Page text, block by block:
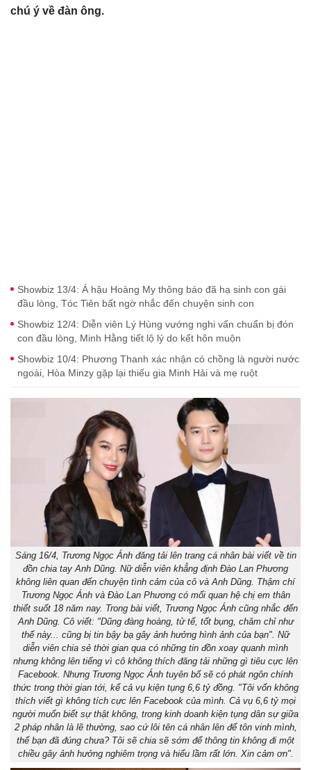
chú ý về đàn ông.
Showbiz 13/4: Á hậu Hoàng My thông báo đã hạ sinh con gái
đầu lòng, Tóc Tiên bất ngờ nhắc đến chuyện sinh con
Showbiz 12/4: Diễn viên Lý Hùng vướng nghi vấn chuẩn bị đón
con đầu lòng, Minh Hằng tiết lộ lý do kết hôn muộn
Showbiz 10/4: Phương Thanh xác nhận có chồng là người nước
ngoài, Hòa Minzy gặp lại thiếu gia Minh Hải và mẹ ruột
Sáng 16/4, Trương Ngọc Ánh đăng tải lên trang cá nhân bài viết về tin
đồn chia tay Anh Dũng. Nữ diễn viên khẳng định Đào Lan Phương
không liên quan đến chuyện tình cảm của cô và Anh Dũng. Thậm chí
Trương Ngọc Ánh và Đào Lan Phương có mối quan hệ chị em thân
thiết suốt 18 năm nay. Trong bài viết, Trương Ngọc Ánh cũng nhắc đến
Anh Dũng. Cô viết: "Dũng đàng hoàng, tử tế, tốt bụng, chăm chỉ như
thế này... cũng bị tin bậy bạ gây ảnh hưởng hình ảnh của bạn". Nữ
diễn viên chia sẻ thời gian qua có những tin đồn xoay quanh mình
nhưng không lên tiếng vì cô không thích đăng tải những gì tiêu cực lên
Facebook. Nhưng Trương Ngọc Ánh tuyên bố sẽ có phát ngôn chính
thức trong thời gian tới, kể cả vụ kiện tụng 6,6 tỷ đồng. "Tôi vốn không
thích viết gì không tích cực lên Facebook của mình. Cả vụ 6,6 tỷ mọi
người muốn biết sự thật không, trong kinh doanh kiện tụng dân sự giữa
2 pháp nhân là lẽ thường, sao cứ lôi tên cá nhân lên để tôn vinh mình,
thế bạn đã đúng chưa? Tôi sẽ chia sẽ sớm để thông tin không đi một
chiều gây ảnh hưởng nghiêm trọng và hiểu lầm rất lớn. Xin cảm ơn".